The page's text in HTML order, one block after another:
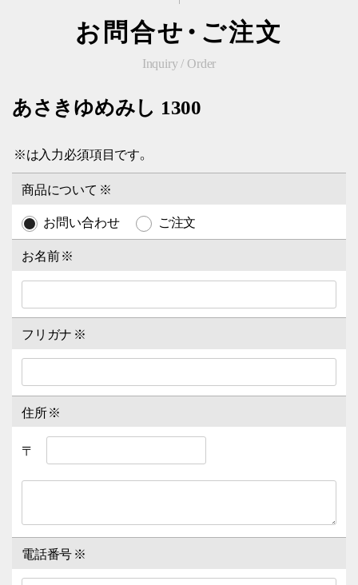
お問合せ・ご注文
Inquiry / Order
あさきゆめみし 1300
※は入力必須項目です。
商品について ※
お問い合わせ
ご注文
お名前※
フリガナ ※
住所※
〒
電話番号※